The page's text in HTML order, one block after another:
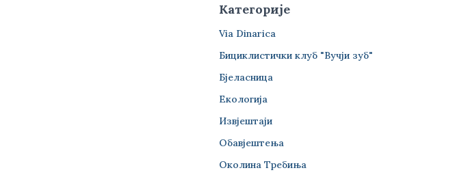
Категорије
Via Dinarica
Бициклистички клуб "Вучји зуб"
Бјеласница
Екологија
Извјештаји
Обавјештења
Околина Требиња